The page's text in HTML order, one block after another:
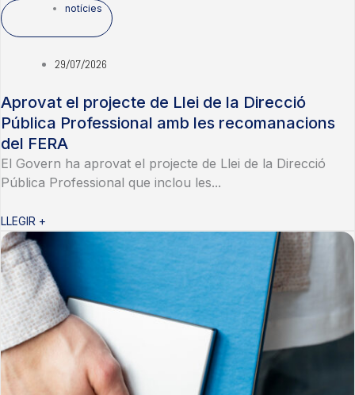
notícies
29/07/2026
Aprovat el projecte de Llei de la Direcció
Pública Professional amb les recomanacions
del FERA
El Govern ha aprovat el projecte de Llei de la Direcció
Pública Professional que inclou les...
LLEGIR +